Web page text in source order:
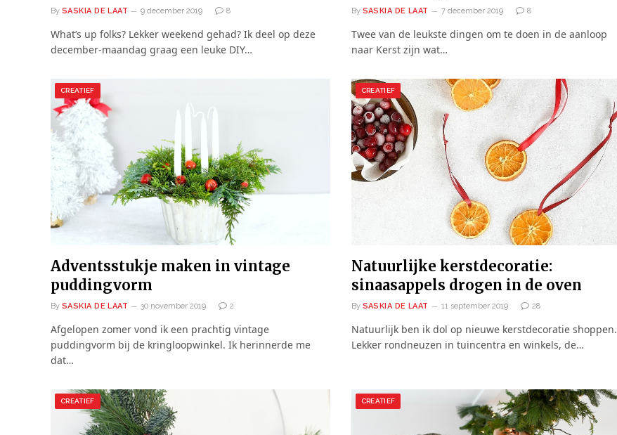
By SASKIA DE LAAT 9 december 2019 8
What’s up folks? Lekker weekend gehad? Ik deel op deze
december-maandag graag een leuke DIY…
By SASKIA DE LAAT 7 december 2019 8
Twee van de leukste dingen om te doen in de aanloop
naar Kerst zijn wat…
CREATIEF
Adventsstukje maken in vintage
puddingvorm
By SASKIA DE LAAT 30 november 2019 2
Afgelopen zomer vond ik een prachtig vintage
puddingvorm bij de kringloopwinkel. Ik herinnerde me
dat…
CREATIEF
Natuurlijke kerstdecoratie:
sinaasappels drogen in de oven
By SASKIA DE LAAT 11 september 2019 28
Natuurlijk ben ik dol op nieuwe kerstdecoratie shoppen.
Lekker rondneuzen in tuincentra en winkels, de…
CREATIEF CREATIEF